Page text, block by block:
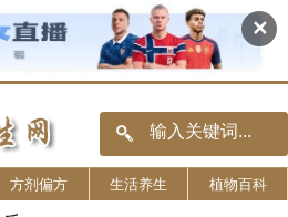
✕
方剂偏方 生活养生 植物百科